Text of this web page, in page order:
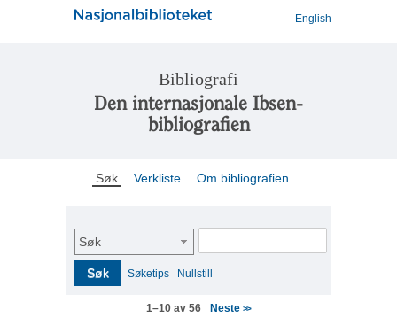
English
Bibliografi
Den internasjonale Ibsen-
bibliografien
Søk Verkliste Om bibliografien
Søk
Søk Søketips Nullstill
1–10 av 56 Neste>>